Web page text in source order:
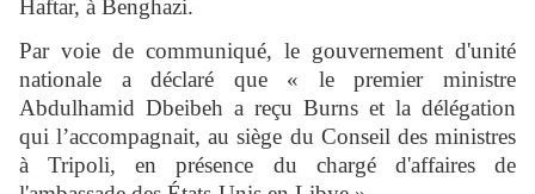
Haftar, à Benghazi.
Par voie de communiqué, le gouvernement d'unité
nationale a déclaré que « le premier ministre
Abdulhamid Dbeibeh a reçu Burns et la délégation
qui l’accompagnait, au siège du Conseil des ministres
à Tripoli, en présence du chargé d'affaires de